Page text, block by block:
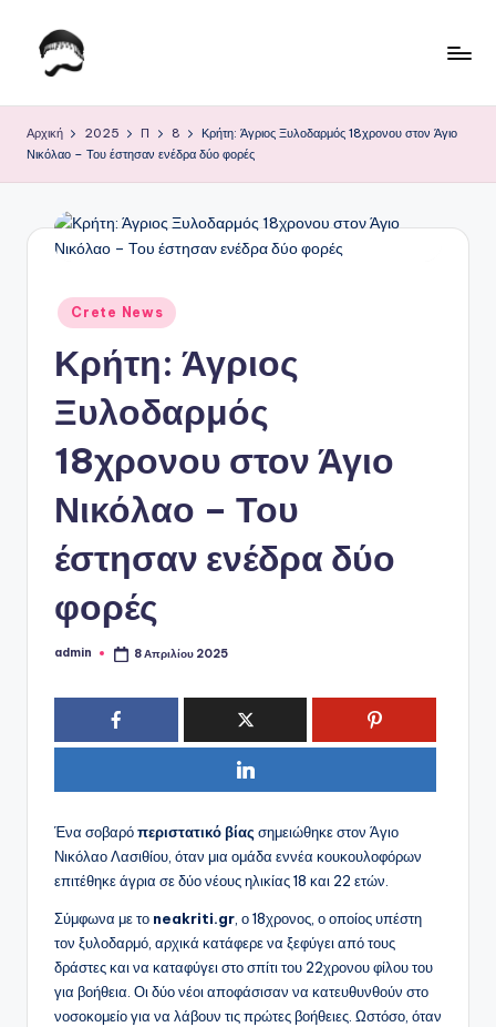
Μετάβαση
ο
Κ
Αρχική 2025 Π 8
Κρήτη: Άγριος Ξυλοδαρμός 18χρονου στον Άγιο
Νικόλαο – Του έστησαν ενέδρα δύο φορές
Αναρτήθηκε
σε
Crete News
Κρήτη: Άγριος
Ξυλοδαρμός
18χρονου στον Άγιο
Νικόλαο – Του
έστησαν ενέδρα δύο
φορές
Συγγραφέας:
admin 8 Απριλίου 2025
Ένα σοβαρόπεριστατικό βίας σημειώθηκε στον Άγιο
Νικόλαο Λασιθίου, όταν μια ομάδα εννέα κουκουλοφόρων
επιτέθηκε άγρια σε δύο νέους ηλικίας 18 και 22 ετών.
Σύμφωνα με το neakriti.gr , ο 18χρονος, ο οποίος υπέστη
τον ξυλοδαρμό, αρχικά κατάφερε να ξεφύγει από τους
δράστες και να καταφύγει στο σπίτι του 22χρονου φίλου του
για βοήθεια. Οι δύο νέοι αποφάσισαν να κατευθυνθούν στο
νοσοκομείο για να λάβουν τις πρώτες βοήθειες. Ωστόσο, όταν